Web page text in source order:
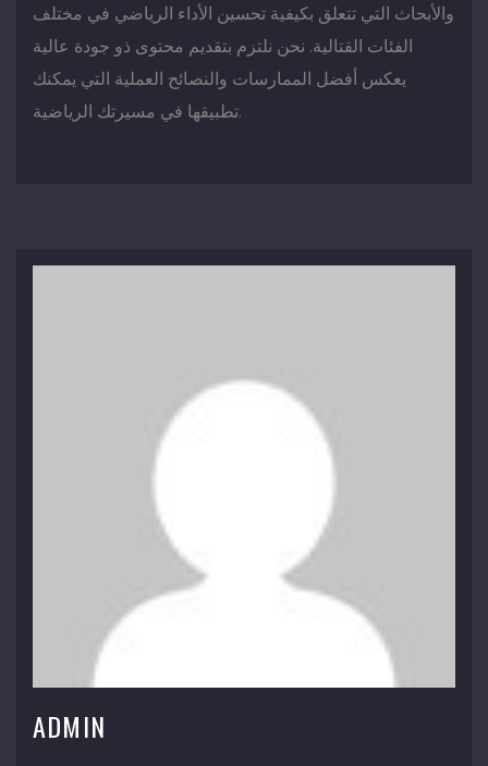
والأبحاث التي تتعلق بكيفية تحسين الأداء الرياضي في مختلف
الفئات القتالية. نحن نلتزم بتقديم محتوى ذو جودة عالية
يعكس أفضل الممارسات والنصائح العملية التي يمكنك
تطبيقها في مسيرتك الرياضية.
ADMIN